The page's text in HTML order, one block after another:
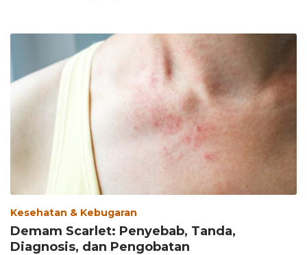
Kesehatan & Kebugaran
Demam Scarlet: Penyebab, Tanda,
Diagnosis, dan Pengobatan